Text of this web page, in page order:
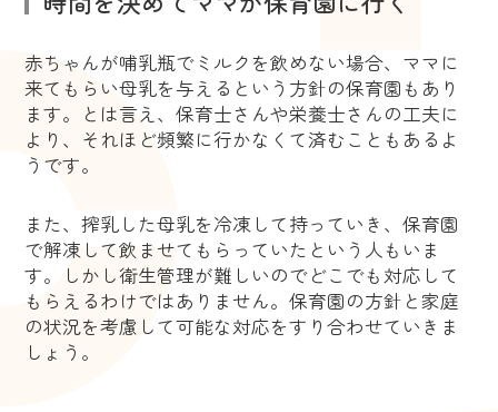
赤ちゃんが哺乳瓶でミルクを飲めない場合、ママに
来てもらい母乳を与えるという方針の保育園もあり
ます。とは言え、保育士さんや栄養士さんの工夫に
より、それほど頻繁に行かなくて済むこともあるよ
うです。
また、搾乳した母乳を冷凍して持っていき、保育園
で解凍して飲ませてもらっていたという人もいま
す。しかし衛生管理が難しいのでどこでも対応して
もらえるわけではありません。保育園の方針と家庭
の状況を考慮して可能な対応をすり合わせていきま
しょう。